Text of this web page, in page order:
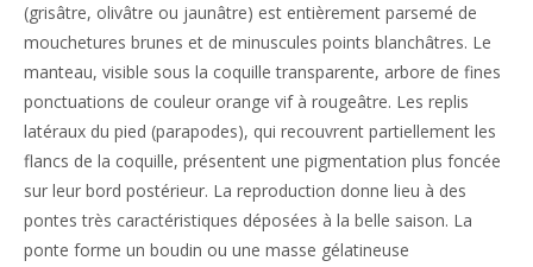
(grisâtre, olivâtre ou jaunâtre) est entièrement parsemé de
mouchetures brunes et de minuscules points blanchâtres. Le
manteau, visible sous la coquille transparente, arbore de fines
ponctuations de couleur orange vif à rougeâtre. Les replis
latéraux du pied (parapodes), qui recouvrent partiellement les
flancs de la coquille, présentent une pigmentation plus foncée
sur leur bord postérieur. La reproduction donne lieu à des
pontes très caractéristiques déposées à la belle saison. La
ponte forme un boudin ou une masse gélatineuse